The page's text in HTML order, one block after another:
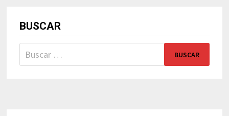
BUSCAR
Buscar: